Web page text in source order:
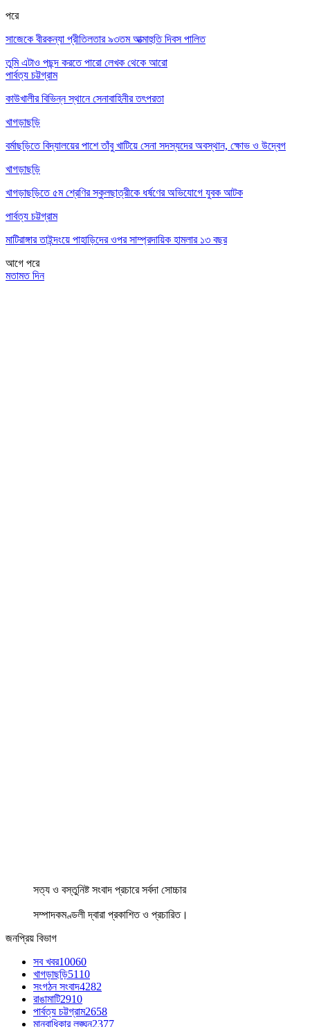
পরে
সাজেকে বীরকন্যা প্রীতিলতার ৯৩তম আত্মাহুতি দিবস পালিত
তুমি এটাও পছন্দ করতে পারো লেখক থেকে আরো
পার্বত্য চট্টগ্রাম
কাউখালীর বিভিন্ন স্থানে সেনাবাহিনীর তৎপরতা
খাগড়াছড়ি
বর্মাছড়িতে বিদ্যালয়ের পাশে তাঁবু খাটিয়ে সেনা সদস্যদের অবস্থান, ক্ষোভ ও উদ্বেগ
খাগড়াছড়ি
খাগড়াছড়িতে ৫ম শ্রেণির স্কুলছাত্রীকে ধর্ষণের অভিযোগে যুবক আটক
পার্বত্য চট্টগ্রাম
মাটিরাঙ্গার তাইন্দংয়ে পাহাড়িদের ওপর সাম্প্রদায়িক হামলার ১৩ বছর
আগে পরে
মতামত দিন
সত্য ও বস্তুনিষ্ট সংবাদ প্রচারে সর্বদা সোচ্চার
সম্পাদকমণ্ডলী দ্বারা প্রকাশিত ও প্রচারিত।
জনপ্রিয় বিভাগ
সব খবর10060
খাগড়াছড়ি5110
সংগঠন সংবাদ4282
রাঙামাটি2910
পার্বত্য চট্টগ্রাম2658
মানবাধিকার লঙ্ঘন2377